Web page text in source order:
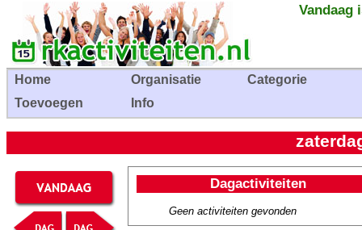
Vandaag
Home Organisatie
Categorie
Toevoegen
Info
Dagactiviteiten
Geen activiteiten gevonden